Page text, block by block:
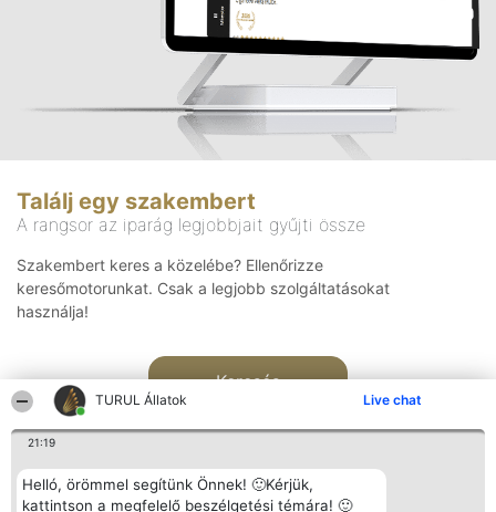
TURUL Állatok Live chat
21:19
Helló, örömmel segítünk Önnek! 🙂Kérjük,
kattintson a megfelelő beszélgetési témára! 🙂
Találj egy szakembert
A rangsor az iparág legjobbjait gyűjti össze
Szakembert keres a közelébe? Ellenőrizze
keresőmotorunkat. Csak a legjobb szolgáltatásokat
használja!
Keresés